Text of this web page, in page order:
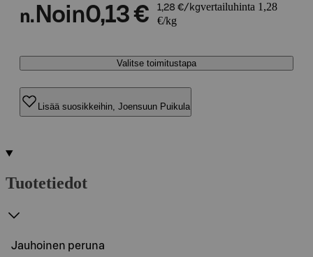
n. Noin0,13 € 1,28 €/kgvertailuhinta 1,28
€/kg
Valitse toimitustapa
Lisää suosikkeihin, Joensuun Puikula
Tuotetiedot
Jauhoinen peruna